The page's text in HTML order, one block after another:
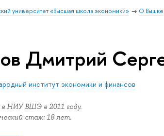
университет «Высшая школа экономики» О Вышке
Дмитрий
институт экономики и финансов
НИУ ВШЭ в 2011 году.
стаж: 18 лет.